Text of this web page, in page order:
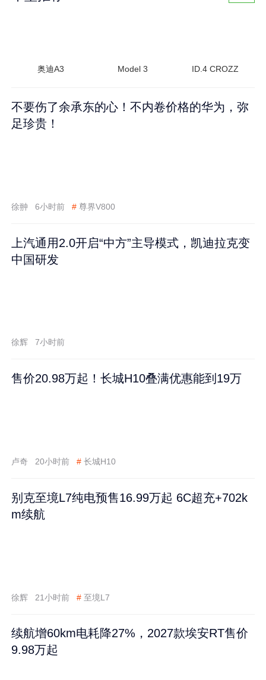
奥迪A3 Model 3 ID.4 CROZZ
不要伤了余承东的心！不内卷价格的华为，弥
足珍贵！
徐翀 6小时前 # 尊界V800
上汽通用2.0开启“中方”主导模式，凯迪拉克变
中国研发
徐辉 7小时前
售价20.98万起！长城H10叠满优惠能到19万
卢奇 20小时前 # 长城H10
别克至境L7纯电预售16.99万起 6C超充+702k
m续航
徐辉 21小时前 # 至境L7
续航增60km电耗降27%，2027款埃安RT售价
9.98万起